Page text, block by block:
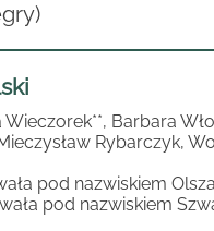
Wieczorek**, Barbara
Rybarczyk,
pod nazwiskiem
pod nazwiskiem